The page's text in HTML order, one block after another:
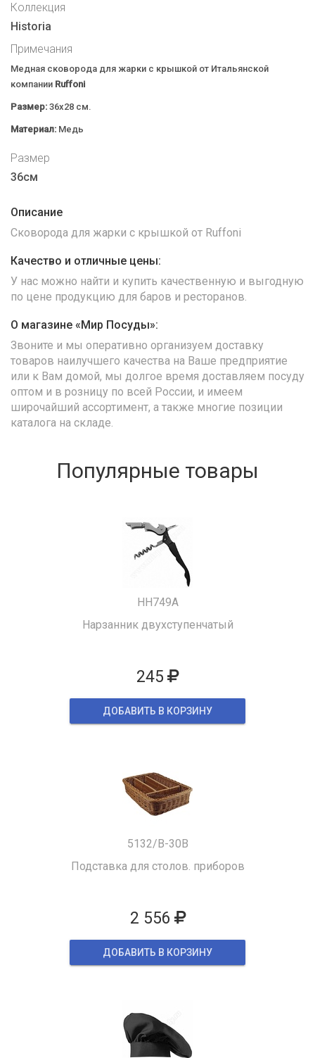
Коллекция
Historia
Примечания
Медная сковорода для жарки с крышкой от Итальянской
компании Ruffoni
Размер: 36x28 см.
Материал: Медь
Размер
36см
Описание
Сковорода для жарки с крышкой от Ruffoni
Качество и отличные цены:
У нас можно найти и купить качественную и выгодную
по цене продукцию для баров и ресторанов.
О магазине «Мир Посуды»:
Звоните и мы оперативно организуем доставку
товаров наилучшего качества на Ваше предприятие
или к Вам домой, мы долгое время доставляем посуду
оптом и в розницу по всей России, и имеем
широчайший ассортимент, а также многие позиции
каталога на складе.
Популярные товары
HH749A
Нарзанник двухступенчатый
245
ДОБАВИТЬ В КОРЗИНУ
5132/B-30B
Подставка для столов. приборов
2 556
ДОБАВИТЬ В КОРЗИНУ